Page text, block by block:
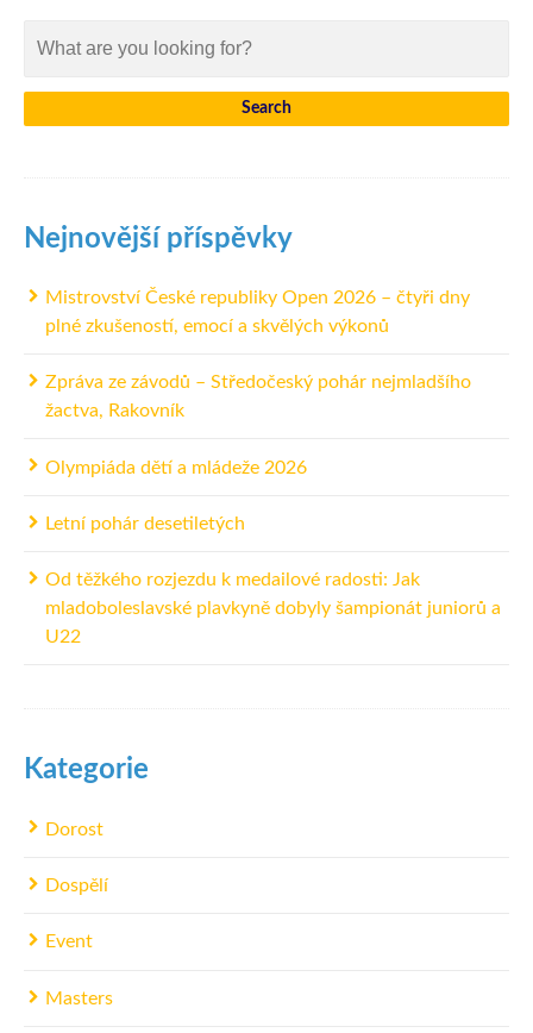
Nejnovější příspěvky
Mistrovství České republiky Open 2026 – čtyři dny
plné zkušeností, emocí a skvělých výkonů
Zpráva ze závodů – Středočeský pohár nejmladšího
žactva, Rakovník
Olympiáda dětí a mládeže 2026
Letní pohár desetiletých
Od těžkého rozjezdu k medailové radosti: Jak
mladoboleslavské plavkyně dobyly šampionát juniorů a
U22
Kategorie
Dorost
Dospělí
Event
Masters